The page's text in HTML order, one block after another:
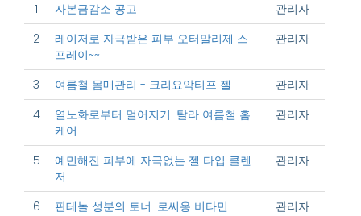
1
자본금감소 공고
관리자
2
레이저로 자극받은 피부 오터말리제 스
프레이~~
관리자
3 여름철 몸매관리 - 크리요악티프 젤
관리자
4
열노화로부터 멀어지기-탈라 여름철 홈
케어
관리자
5
예민해진 피부에 자극없는 젤 타입 클렌
저
관리자
6 판테놀 성분의 토너-로씨옹 비타민
관리자